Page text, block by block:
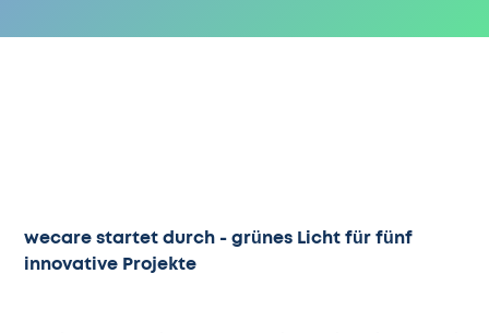
wecare startet durch - grünes Licht für fünf
innovative Projekte